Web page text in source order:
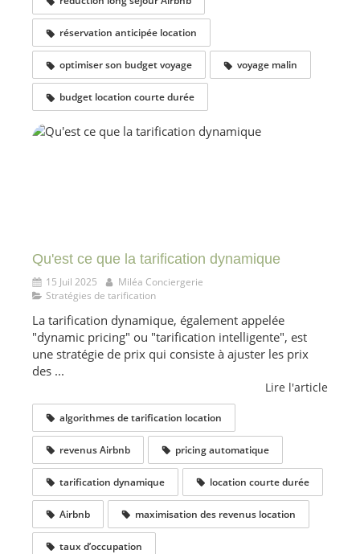
réservation anticipée location
optimiser son budget voyage voyage malin
budget location courte durée
Qu'est ce que la tarification dynamique
15 Juil 2025
Miléa Conciergerie
Stratégies de tarification
La tarification dynamique, également appelée
"dynamic pricing" ou "tarification intelligente", est
une stratégie de prix qui consiste à ajuster les prix
des ...
Lire l'article
algorithmes de tarification location
revenus Airbnb pricing automatique
tarification dynamique location courte durée
Airbnb maximisation des revenus location
taux d’occupation